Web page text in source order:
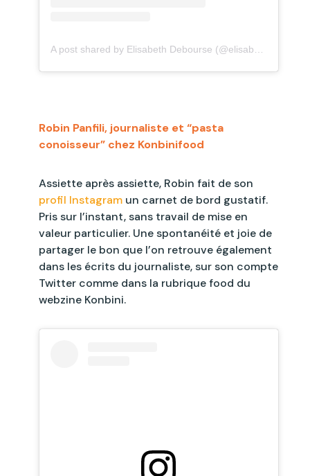
Robin Panfili, journaliste et “pasta
conoisseur” chez Konbinifood
Assiette après assiette, Robin fait de son
profil Instagramun carnet de bord gustatif.
Pris sur l’instant, sans travail de mise en
valeur particulier. Une spontanéité et joie de
partager le bon que l’on retrouve également
dans les écrits du journaliste, sur son compte
Twitter comme dans la rubrique food du
webzine Konbini.